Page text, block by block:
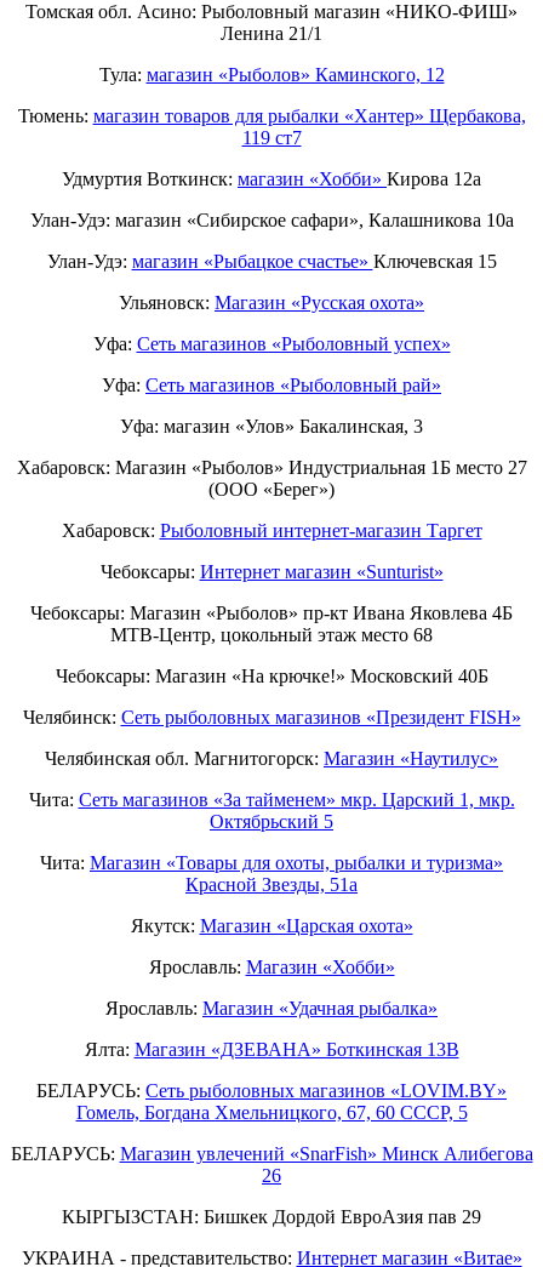
Томская обл. Асино: Рыболовный магазин «НИКО-ФИШ»
Ленина 21/1
Тула: магазин «Рыболов» Каминского, 12
Тюмень: магазин товаров для рыбалки «Хантер» Щербакова,
119 ст7
Удмуртия Воткинск: магазин «Хобби» Кирова 12а
Улан-Удэ: магазин «Сибирское сафари», Калашникова 10а
Улан-Удэ: магазин «Рыбацкое счастье» Ключевская 15
Ульяновск: Магазин «Русская охота»
Уфа: Сеть магазинов «Рыболовный успех»
Уфа: Сеть магазинов «Рыболовный рай»
Уфа: магазин «Улов» Бакалинская, 3
Хабаровск: Магазин «Рыболов» Индустриальная 1Б место 27
(ООО «Берег»)
Хабаровск: Рыболовный интернет-магазин Таргет
Чебоксары: Интернет магазин «Sunturist»
Чебоксары: Магазин «Рыболов» пр-кт Ивана Яковлева 4Б
МТВ-Центр, цокольный этаж место 68
Чебоксары: Магазин «На крючке!» Московский 40Б
Челябинск: Сеть рыболовных магазинов «Президент FISH»
Челябинская обл. Магнитогорск: Магазин «Наутилус»
Чита: Сеть магазинов «За тайменем» мкр. Царский 1, мкр.
Октябрьский 5
Чита: Магазин «Товары для охоты, рыбалки и туризма»
Красной Звезды, 51а
Якутск: Магазин «Царская охота»
Ярославль: Магазин «Хобби»
Ярославль: Магазин «Удачная рыбалка»
Ялта: Магазин «ДЗЕВАНА» Боткинская 13В
БЕЛАРУСЬ: Сеть рыболовных магазинов «LOVIM.BY»
Гомель, Богдана Хмельницкого, 67, 60 СССР, 5
БЕЛАРУСЬ: Магазин увлечений «SnarFish» Минск Алибегова
26
КЫРГЫЗСТАН: Бишкек Дордой ЕвроАзия пав 29
УКРАИНА - представительство: Интернет магазин «Витае»